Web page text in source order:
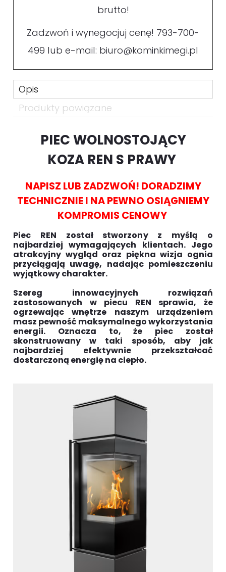
brutto!
Zadzwoń i wynegocjuj cenę! 793-700-
499 lub e-mail: biuro@kominkimegi.pl
Opis
Produkty powiązane
PIEC WOLNOSTOJĄCY
KOZA REN S PRAWY
NAPISZ LUB ZADZWOŃ! DORADZIMY
TECHNICZNIE I NA PEWNO OSIĄGNIEMY
KOMPROMIS CENOWY
Piec REN został stworzony z myślą o
najbardziej wymagających klientach. Jego
atrakcyjny wygląd oraz piękna wizja ognia
przyciągają uwagę, nadając pomieszczeniu
wyjątkowy charakter.
Szereg innowacyjnych rozwiązań
zastosowanych w piecu REN sprawia, że
ogrzewając wnętrze naszym urządzeniem
masz pewność maksymalnego wykorzystania
energii. Oznacza to, że piec został
skonstruowany w taki sposób, aby jak
najbardziej efektywnie przekształcać
dostarczoną energię na ciepło.